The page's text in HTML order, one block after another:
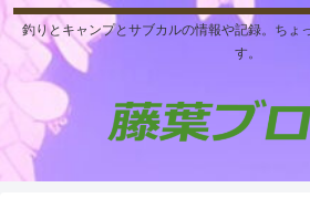
釣りとキャンプとサブカルの情報や記録。ちょ
す。